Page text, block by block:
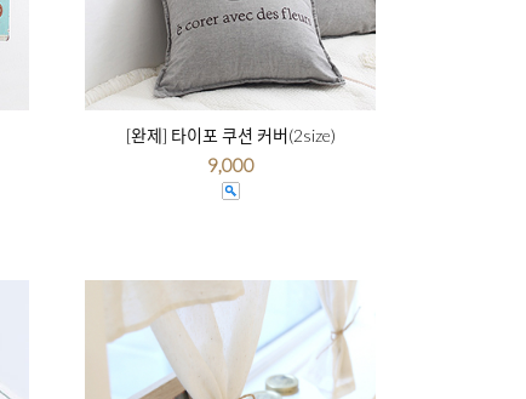
[완제] 타이포 쿠션 커버(2size)
9,000